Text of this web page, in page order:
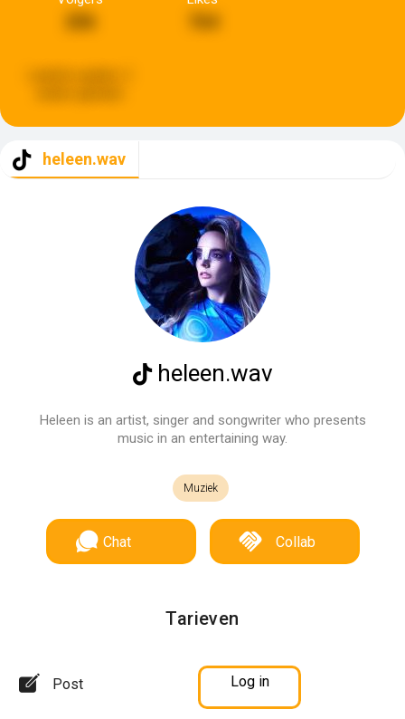
206
heleen.wav
heleen.wav
Heleen is an artist, singer and songwriter who presents
music in an entertaining way.
Muziek
Chat Collab
Tarieven
Post Log in